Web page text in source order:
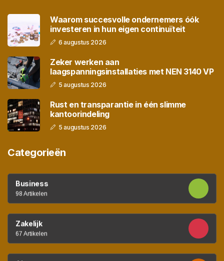
Waarom succesvolle ondernemers óók
investeren in hun eigen continuïteit
6 augustus 2026
Zeker werken aan
laagspanningsinstallaties met NEN 3140 VP
5 augustus 2026
Rust en transparantie in één slimme
kantoorindeling
5 augustus 2026
Categorieën
Business
98 Artikelen
Zakelijk
67 Artikelen